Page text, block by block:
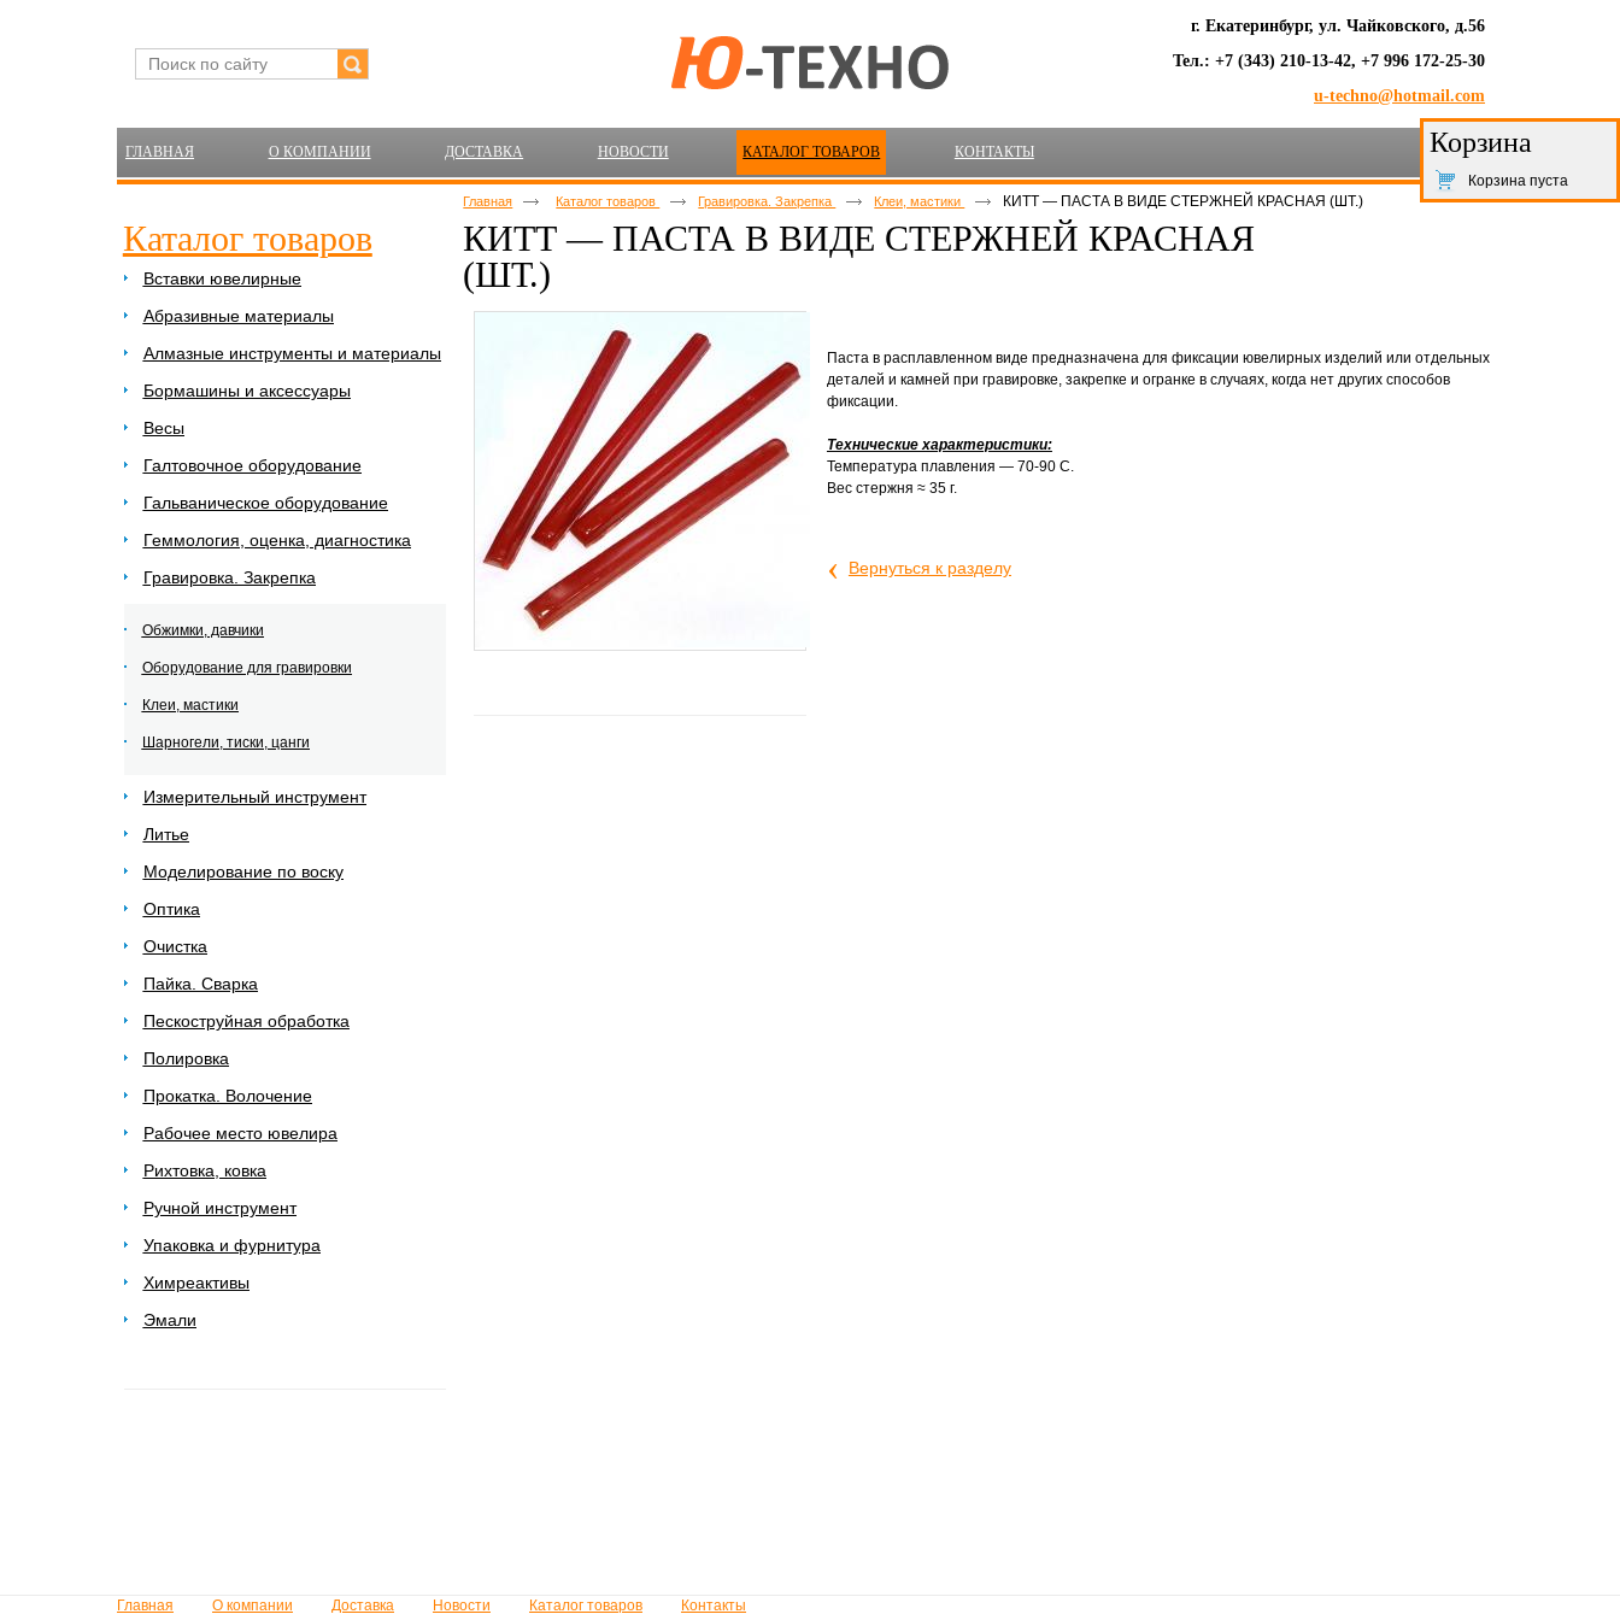
г. Екатеринбург, ул. Чайковского, д.56
Тел.: +7 (343) 210-13-42, +7 996 172-25-30
u-techno@hotmail.com
ГЛАВНАЯ О КОМПАНИИ ДОСТАВКА НОВОСТИ КАТАЛОГ ТОВАРОВ КОНТАКТЫ
Каталог товаров
Вставки ювелирные
Абразивные материалы
Алмазные инструменты и материалы
Бормашины и аксессуары
Весы
Галтовочное оборудование
Гальваническое оборудование
Геммология, оценка, диагностика
Гравировка. Закрепка
Обжимки, давчики
Оборудование для гравировки
Клеи, мастики
Шарногели, тиски, цанги
Измерительный инструмент
Литье
Моделирование по воску
Оптика
Очистка
Пайка. Сварка
Пескоструйная обработка
Полировка
Прокатка. Волочение
Рабочее место ювелира
Рихтовка, ковка
Ручной инструмент
Упаковка и фурнитура
Химреактивы
Эмали
Корзина
Корзина пуста
Главная Каталог товаров Гравировка. Закрепка Клеи, мастики КИТТ — ПАСТА В ВИДЕ СТЕРЖНЕЙ КРАСНАЯ (ШТ.)
КИТТ — ПАСТА В ВИДЕ СТЕРЖНЕЙ КРАСНАЯ
(ШТ.)
Паста в расплавленном виде предназначена для фиксации ювелирных изделий или отдельных
деталей и камней при гравировке, закрепке и огранке в случаях, когда нет других способов
фиксации.
Технические характеристики:
Температура плавления — 70-90 С.
Вес стержня ≈ 35 г.
‹ Вернуться к разделу
Главная О компании Доставка Новости Каталог товаров Контакты